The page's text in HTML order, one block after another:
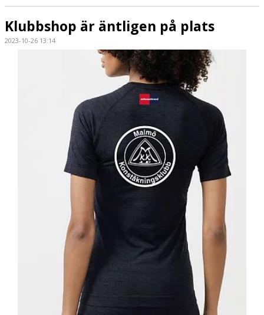
Klubbshop är äntligen på plats
2023-10-26 13:14